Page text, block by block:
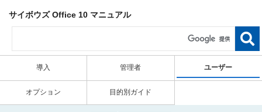
サイボウズ Office 10 マニュアル
導入 管理者 ユーザー
オプション 目的別ガイド